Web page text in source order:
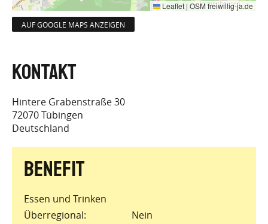
Leaflet | OSM freiwillig-ja.de
AUF GOOGLE MAPS ANZEIGEN
Hintere Grabenstraße 30
72070Tübingen
Deutschland
Essen und Trinken
Überregional
Nein